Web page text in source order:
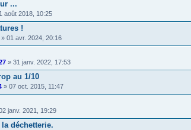
...
août 2018, 10:25
!
» 01 avr. 2024, 20:16
» 31 janv. 2022, 17:53
au 1/10
» 07 oct. 2015, 11:47
janv. 2021, 19:29
déchetterie.